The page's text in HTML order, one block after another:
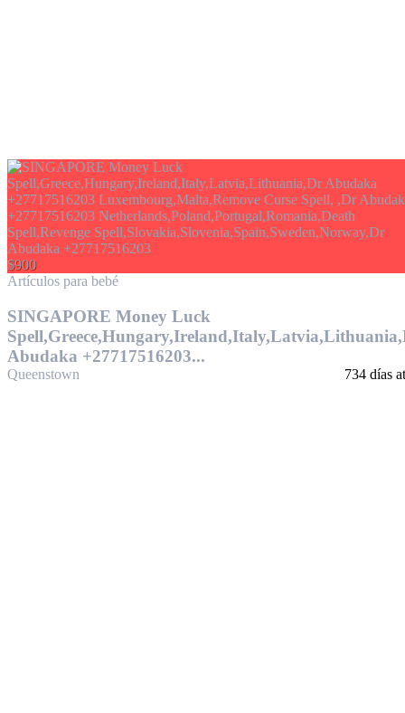
$900
Artículos para bebé
SINGAPORE Money Luck
Abudaka +27717516203...
Queenstown 734 días